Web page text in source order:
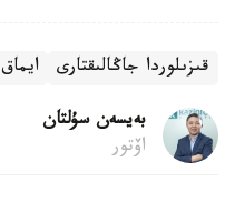
قىزىلوردا جاڭالىقتارى ايماق
بەيسەن سۇلتان
اۆتور